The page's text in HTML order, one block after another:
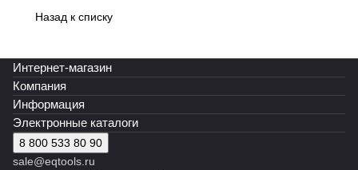
Назад к списку
Интернет-магазин
Компания
Информация
Электронные каталоги
8 800 533 80 90
sale@eqtools.ru